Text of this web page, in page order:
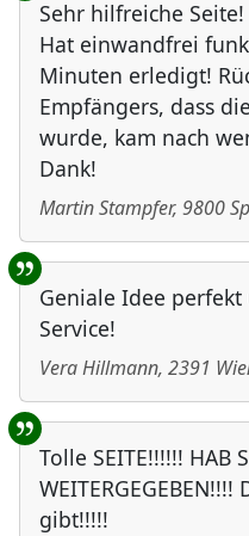
Sehr hilfreiche Seite!
Hat einwandfrei
Minuten erledigt!
Empfängers, dass
wurde, kam nach
Dank!
Martin Stampfer, 9800
Geniale Idee
Service!
Vera Hillmann, 2391
Tolle SEITE!!!!!! HAB
gibt!!!!!